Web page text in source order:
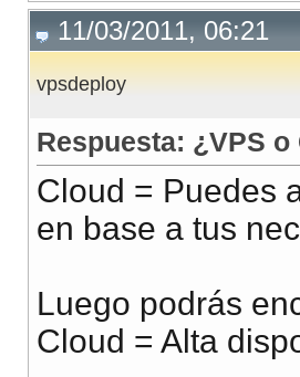
11/03/2011, 06:21
vpsdeploy
Respuesta: ¿VPS o
Cloud = Puedes
en base a tus
Luego podrás
Cloud = Alta